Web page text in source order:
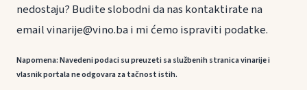
nedostaju? Budite slobodni da nas kontaktirate na
email vinarije@vino.ba i mi ćemo ispraviti podatke.
Napomena: Navedeni podaci su preuzeti sa službenih stranica vinarije i
vlasnik portala ne odgovara za tačnost istih.